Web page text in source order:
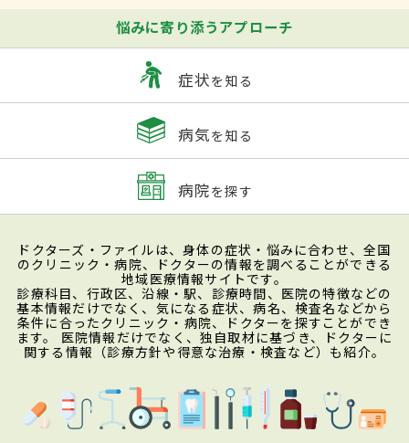
悩みに寄り添うアプローチ
症状を知る
病気を知る
病院を探す
ドクターズ・ファイルは、身体の症状・悩みに合わせ、全国
のクリニック・病院、ドクターの情報を調べることができる
地域医療情報サイトです。
診療科目、行政区、沿線・駅、診療時間、医院の特徴などの
基本情報だけでなく、気になる症状、病名、検査名などから
条件に合ったクリニック・病院、ドクターを探すことができ
ます。 医院情報だけでなく、独自取材に基づき、ドクターに
関する情報（診療方針や得意な治療・検査など）も紹介。